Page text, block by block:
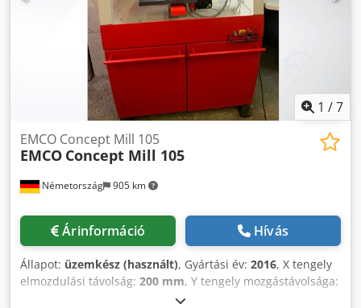
1 /7
Németország 905 km
EMCO Concept Mill 105
EMCO Concept Mill 105
Árinformáció Hívás
Állapot: üzemkész (használt), Gyártási év: 2016, X tengely
elmozdulási távolság: 200 mm, Y tengely mozgástávolsága:
, Z-tengely elmozdulási távolság: